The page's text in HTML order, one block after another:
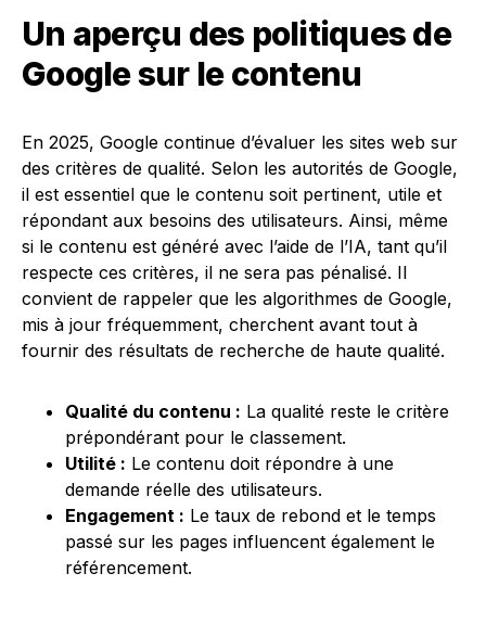
Un aperçu des politiques de
Google sur le contenu
En 2025, Google continue d’évaluer les sites web sur
des critères de qualité. Selon les autorités de Google,
il est essentiel que le contenu soit pertinent, utile et
répondant aux besoins des utilisateurs. Ainsi, même
si le contenu est généré avec l’aide de l’IA, tant qu’il
respecte ces critères, il ne sera pas pénalisé. Il
convient de rappeler que les algorithmes de Google,
mis à jour fréquemment, cherchent avant tout à
fournir des résultats de recherche de haute qualité.
Qualité du contenu : La qualité reste le critère
prépondérant pour le classement.
Utilité : Le contenu doit répondre à une
demande réelle des utilisateurs.
Engagement : Le taux de rebond et le temps
passé sur les pages influencent également le
référencement.